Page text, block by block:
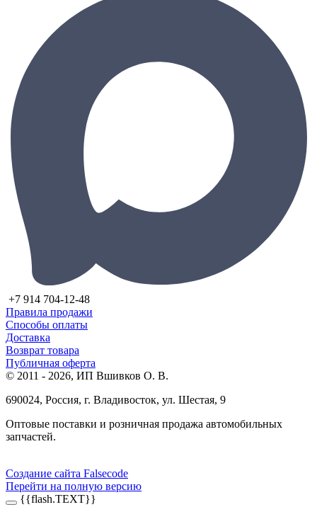
+7 914 704-12-48
Правила продажи
Способы оплаты
Доставка
Возврат товара
Публичная оферта
© 2011 - 2026, ИП Вшивков О. В.
690024, Россия, г. Владивосток, ул. Шестая, 9
Оптовые поставки и розничная продажа автомобильных
запчастей.
Создание сайта Falsecode
Перейти на полную версию
{{flash.TEXT}}